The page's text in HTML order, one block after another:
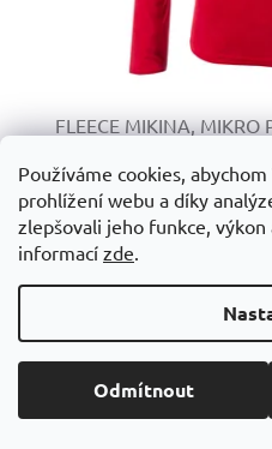
Používáme cookies,
prohlížení webu a díky
zlepšovali jeho funkce,
informací zde.
Odmítnout
FLEECE MIKINA, MIKRO
361,79 Kč včetně DPH
299 Kč
+ VÍCE BAREVNÝCH VARIANT 4
Novinka
EKO produkt